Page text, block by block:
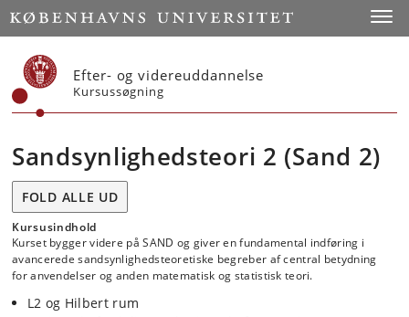
Start
Efter- og videreuddannelse
Kursussøgning
Sandsynlighedsteori 2 (Sand 2)
FOLD ALLE UD
Kursusindhold
Kurset bygger videre på SAND og giver en fundamental indføring i
avancerede sandsynlighedsteoretiske begreber af central betydning
for anvendelser og anden matematisk og statistisk teori.
L2 og Hilbert rum